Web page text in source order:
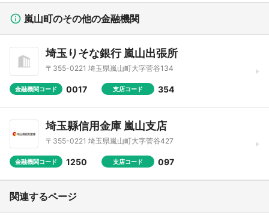
嵐山町のその他の金融機関
埼玉りそな銀行 嵐山出張所
〒355-0221 埼玉県嵐山町大字菅谷134
金融機関コード 0017 支店コード 354
埼玉縣信用金庫 嵐山支店
〒355-0221 埼玉県嵐山町大字菅谷427
金融機関コード 1250 支店コード 097
関連するページ